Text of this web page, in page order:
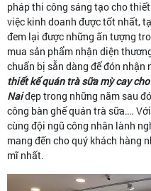
pháp thi công sáng tạo cho
việc kinh doanh được tốt nhất,
đem lại được những ấn tượng
mua sản phẩm nhận diện
chuẩn bị sẵn dàng để đón nhận
thiết kế quán trà sữa mỳ cay
Naiđẹp trong những năm sau
công bàn ghế quán trà sữa….
cùng đội ngũ công nhân lành
mang đến cho quý khách hàng
mĩ nhất.